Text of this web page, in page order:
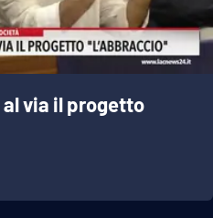
via il progetto